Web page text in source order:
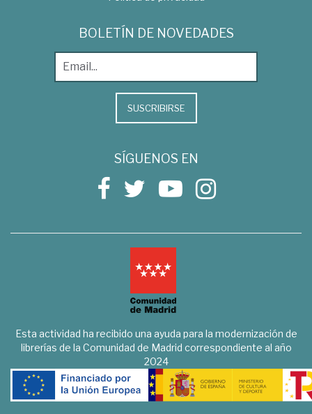
BOLETÍN DE NOVEDADES
SUSCRIBIRSE
SÍGUENOS EN
Esta actividad ha recibido una ayuda para la modernización de
librerías de la Comunidad de Madrid correspondiente al año
2024